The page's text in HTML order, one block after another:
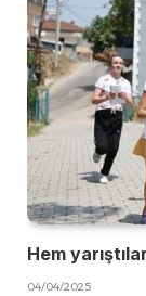
Hem
04/04/2025